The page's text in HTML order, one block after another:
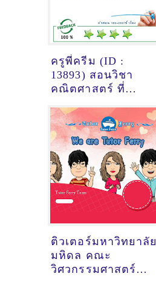
ครูพี่ครีม (ID :
13893) สอนวิชา
คณิตศาสตร์ ที่
ติวเตอร์มหาวิทยาลัย
มหิดล คณะ
วิศวกรรมศาสตร์